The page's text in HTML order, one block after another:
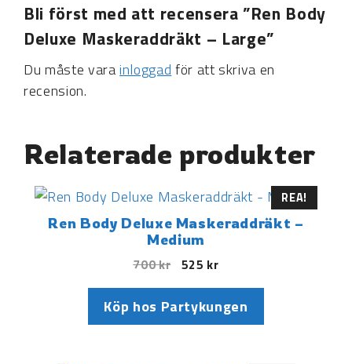
Bli först med att recensera ”Ren Body
Deluxe Maskeraddräkt – Large”
Du måste varainloggadför att skriva en
recension.
Relaterade produkter
REA!
Ren Body Deluxe Maskeraddräkt –
Medium
700kr 525 kr
Köp hos Partykungen